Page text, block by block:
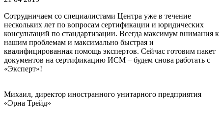
Сотрудничаем со специалистами Центра уже в течение
нескольких лет по вопросам сертификации и юридических
консультаций по стандартизации. Всегда максимум внимания к
нашим проблемам и максимально быстрая и
квалифицированная помощь экспертов. Сейчас готовим пакет
документов на сертификацию ИСМ – будем снова работать с
«Эксперт»!
Михаил, директор иностранного унитарного предприятия
«Эрна Трейд»